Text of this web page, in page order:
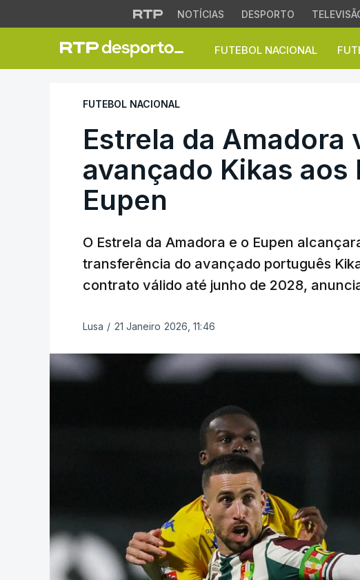
NOTÍCIAS DESPORTO
FUTEBOL NACIONAL
Estrela da Amadora
FUTEBOL NACIONAL
Estrela da Amadora
avançado Kikas aos
Eupen
O Estrela da Amadora e o Eupen
transferência do avançado português
contrato válido até junho de 2028,
Lusa / 21 Janeiro 2026, 11:46